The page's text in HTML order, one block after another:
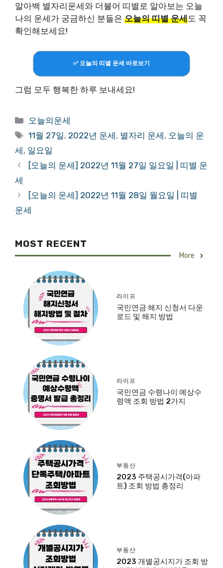
알아백 별자리운세와 더불어 띠별로 알아보는 오늘
나의 운세가 궁금하신 분들은 오늘의 띠별 운세도 꼭
확인해보세요!
✅ 오늘의 띠별 운세 바로보기
그럼 모두 행복한 하루 보내세요!
Categories
오늘의운세
Tags
11월 27일, 2022년 운세 , 별자리 운세 , 오늘의 운
세 , 일요일
[오늘의 운세] 2022년 11월 27일 일요일 | 띠별 운
세
[오늘의 운세] 2022년 11월 28일 월요일 | 띠별
운세
MOST RECENT
More
라이프
국민연금 해지 신청서 다운
로드 및 해지 방법
라이프
국민연금 수령나이 예상수
령액 조회 방법 2가지
부동산
2023 주택공시가격(아파
트) 조회 방법 총정리
부동산
2023 개별공시지가 조회 방